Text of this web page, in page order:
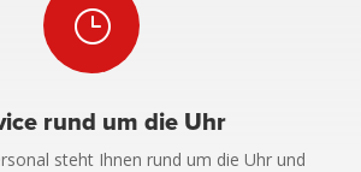
}
rund um die Uhr
steht Ihnen rund um die Uhr und